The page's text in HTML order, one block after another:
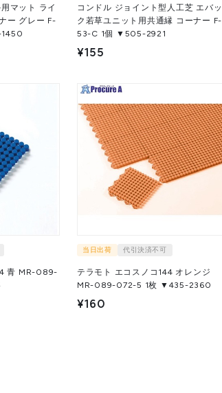
マット ライ
ー グレー F-
1450
コンドル ジョイント型人工芝 エバッ
ク若草ユニット用共通縁 コーナー F-
53-C 1個 ▼505-2921
¥155
青 MR-089-
当日出荷 代引決済不可
テラモト エコスノコ144 オレンジ
MR-089-072-5 1枚 ▼435-2360
¥160